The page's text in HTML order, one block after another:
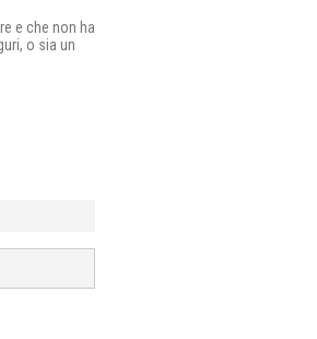
e che non ha
o sia un